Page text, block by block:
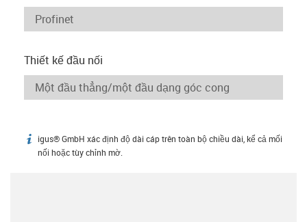
Thiết kế đầu nối
igus-icon-info
igus® GmbH xác định độ dài cáp trên toàn bộ chiều dài, kể cả mối
nối hoặc tùy chỉnh mờ.